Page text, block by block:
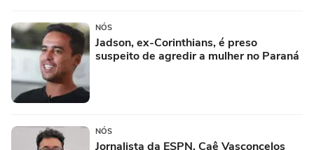
NÓS
Jadson, ex-Corinthians, é preso
suspeito de agredir a mulher no Paraná
NÓS
Jornalista da ESPN, Caê Vasconcelos